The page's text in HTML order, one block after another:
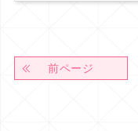
前ページ